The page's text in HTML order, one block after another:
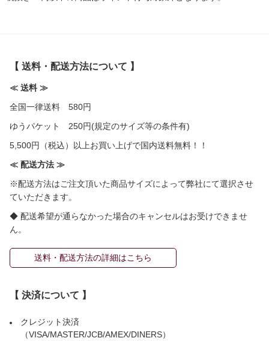
【 送料・配送方法について 】
≪ 送料 ≫
全国一律送料 580円
ゆうパケット 250円(規定のサイズ等の条件有)
5,500円（税込）以上お買い上げで国内送料無料！！
≪ 配送方法 ≫
※配送方法はご注文頂いた商品サイズによって弊社にて選択させ
ていただきます。
◆ 配送希望が通らなかった場合のキャンセルはお受けできませ
ん。
送料・配送方法の詳細はこちら
【 決済について 】
クレジット決済
（VISA/MASTER/JCB/AMEX/DINERS）